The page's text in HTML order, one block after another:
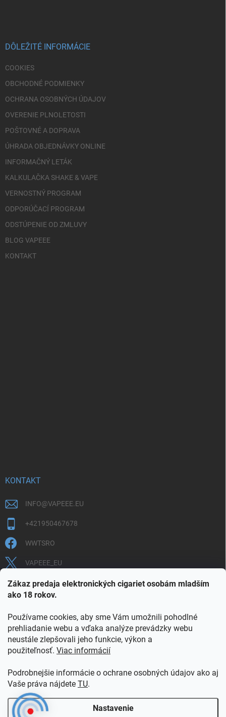
Zákaz predaja elektronických cigariet osobám mladším
ako 18 rokov.
Používame cookies, aby sme Vám umožnili pohodlné
prehliadanie webu a vďaka analýze prevádzky webu
neustále zlepšovali jeho funkcie, výkon a
použiteľnosť. Viac informácií
Podrobnejšie informácie o ochrane osobných údajov ako aj
Vaše práva nájdete TU.
Nastavenie
DÔLEŽITÉ INFORMÁCIE
COOKIES
OBCHODNÉ PODMIENKY
OCHRANA OSOBNÝCH ÚDAJOV
OVERENIE PLNOLETOSTI
POŠTOVNÉ A DOPRAVA
ÚHRADA OBJEDNÁVKY ONLINE
INFORMAČNÝ LETÁK
KALKULAČKA SHAKE & VAPE
VERNOSTNÝ PROGRAM
ODPORÚČACÍ PROGRAM
ODSTÚPENIE OD ZMLUVY
BLOG VAPEEE
KONTAKT
KONTAKT
INFO@VAPEEE.EU
+421950467678
WWTSRO
VAPEEE_EU
VAPEEE.EU
COOKIES
OBCHODNÉ PODMIENKY
POŠTOVNÉ A DOPRAVA
VERNOSTNÝ PROGRAM
KONTAKT